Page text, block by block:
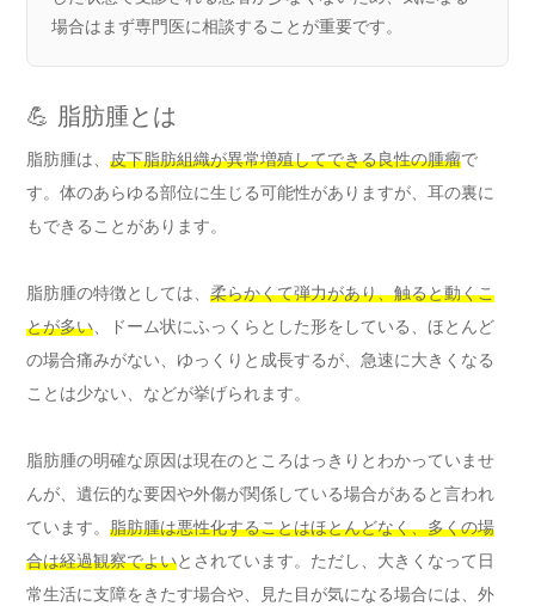
場合はまず専門医に相談することが重要です。
💪 脂肪腫とは
脂肪腫は、 皮下脂肪組織が異常増殖してできる良性の腫瘤で
す。体のあらゆる部位に生じる可能性がありますが、耳の裏に
もできることがあります。
脂肪腫の特徴としては、 柔らかくて弾力があり、触ると動くこ
とが多い、ドーム状にふっくらとした形をしている、ほとんど
の場合痛みがない、ゆっくりと成長するが、急速に大きくなる
ことは少ない、などが挙げられます。
脂肪腫の明確な原因は現在のところはっきりとわかっていませ
んが、遺伝的な要因や外傷が関係している場合があると言われ
ています。 脂肪腫は悪性化することはほとんどなく、多くの場
合は経過観察でよいとされています。ただし、大きくなって日
常生活に支障をきたす場合や、見た目が気になる場合には、外